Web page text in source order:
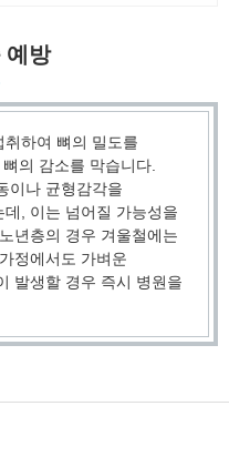
예방
하여 뼈의 밀도를
의 감소를 막습니다.
이나 균형감각을
, 이는 넘어질 가능성을
년층의 경우 겨울철에는
정에서도 가벼운
발생할 경우 즉시 병원을